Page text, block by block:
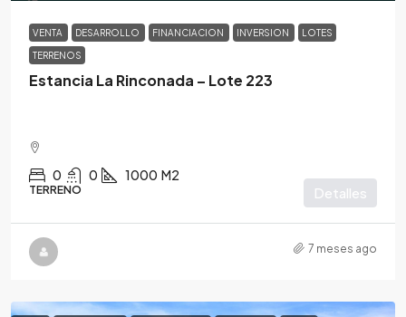
VENTA DESARROLLO FINANCIACION INVERSION LOTES
TERRENOS
Estancia La Rinconada – Lote 223
0 0 1000 M2
TERRENO Detalles
7 meses ago